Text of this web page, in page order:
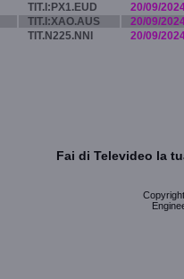
TIT.I:PX1.EUD
20/09/
TIT.I:XAO.AUS
20/09/
TIT.N225.NNI 20/09/
Fai di Televideo la